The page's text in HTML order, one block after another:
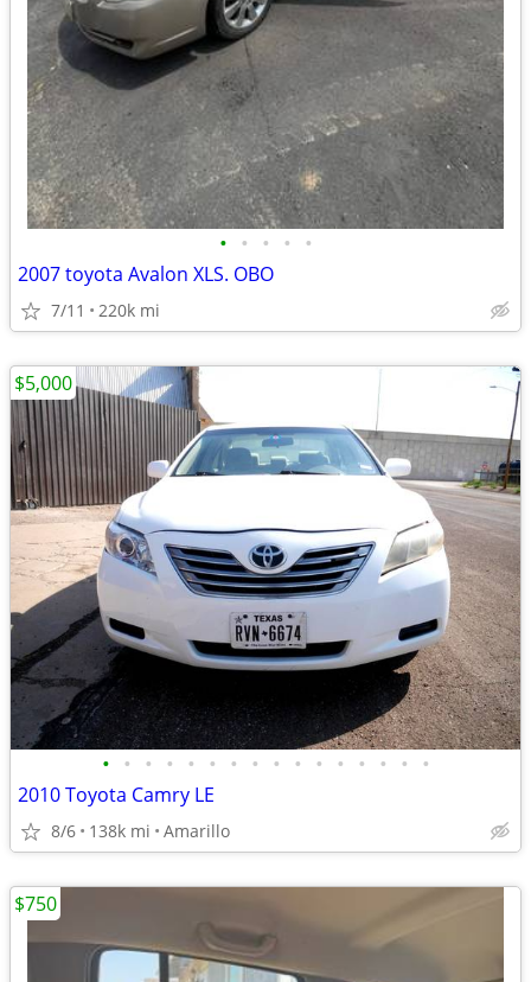
• • • • •
2007 toyota Avalon XLS. OBO
7/11 220k mi
• • • • • • • • • • • • • • • •
2010 Toyota Camry LE
8/6 138k mi Amarillo
$5,000
$750